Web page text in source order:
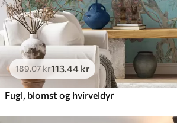
189.07kr113.44 kr
Fugl, blomst og hvirveldyr